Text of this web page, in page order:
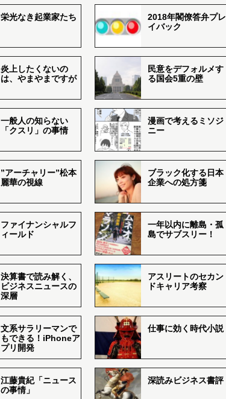
栄光なき起業家たち
2018年閣僚答弁プレ
イバック
炎上したくないの
は、やまやまですが
民意をデフォルメす
る国会5重の壁
一般人の知らない
「クスリ」の事情
漫画で考えるミソジ
ニー
”アーチャリー”松本
麗華の視線
ブラック化する日本
企業への処方箋
ファイナンシャルフ
ィールド
一年以内に離島・孤
島でサブスリー！
決算書で読み解く、
ビジネスニュースの
深層
アスリートのセカン
ドキャリア考察
文系サラリーマンで
もできる！iPhoneア
プリ開発
仕事に効く時代小説
江藤貴紀「ニュース
の事情」
深読みビジネス書評